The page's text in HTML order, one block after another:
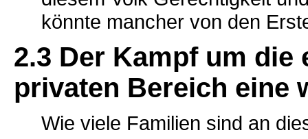
könnte mancher von den
2.3 Der Kampf um
privaten Bereich eine
Wie viele Familien sind an